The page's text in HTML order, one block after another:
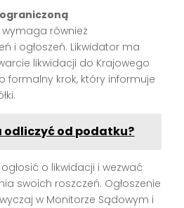
wymaga również
i ogłoszeń. Likwidator ma
likwidacji do Krajowego
formalny krok, który informuje
odliczyć od podatku?
o likwidacji i wezwać
swoich roszczeń. Ogłoszenie
w Monitorze Sądowym i